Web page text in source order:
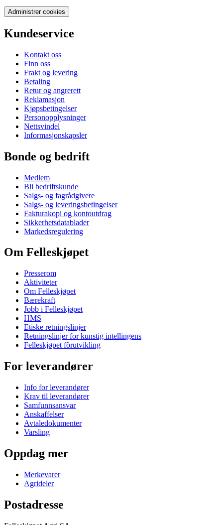
Administrer cookies
Kundeservice
Kontakt oss
Finn oss
Frakt og levering
Betaling
Retur og angrerett
Reklamasjon
Kjøpsbetingelser
Personopplysninger
Nettsvindel
Informasjonskapsler
Bonde og bedrift
Medlem
Bli bedriftskunde
Salgs- og fagrådgivere
Salgs- og leveringsbetingelser
Fakturakopi og kontoutdrag
Sikkerhetsdatablader
Markedsregulering
Om Felleskjøpet
Presserom
Aktiviteter
Om Felleskjøpet
Bærekraft
Jobb i Felleskjøpet
HMS
Etiske retningslinjer
Retningslinjer for kunstig intellingens
Felleskjøpet fôrutvikling
For leverandører
Info for leverandører
Krav til leverandører
Samfunnsansvar
Anskaffelser
Avtaledokumenter
Varsling
Oppdag mer
Merkevarer
Agrideler
Postadresse